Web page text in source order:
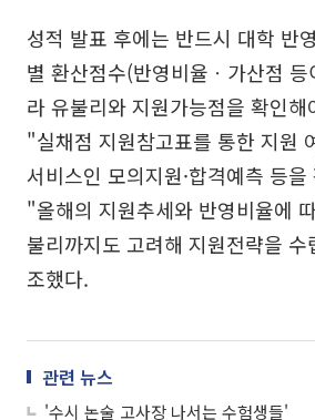
성적 발표 후에는 반드시 대학 반
별 환산점수(반영비율ㆍ가산점
라 유불리와 지원가능점을 확인
"실채점 지원참고표를 통한 지원
서비스인 모의지원·합격예측 등
"올해의 지원추세와 반영비율에
불리까지도 고려해 지원전략을
조했다.
관련 뉴스
'수시 논술 고사장 나서는 수험생들'